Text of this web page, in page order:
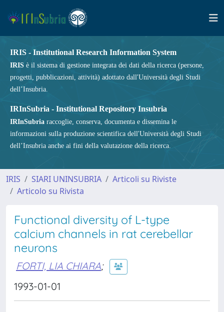
IRIS - Institutional Research Information System
IRIS è il sistema di gestione integrata dei dati della ricerca (persone,
progetti, pubblicazioni, attività) adottato dall'Università degli Studi
dell’Insubria.
IRInSubria - Institutional Repository Insubria
IRInSubria raccoglie, conserva, documenta e dissemina le
informazioni sulla produzione scientifica dell'Università degli Studi
dell’Insubria anche ai fini della valutazione della ricerca.
IRIS SIARI UNINSUBRIA
Articoli su Riviste
Articolo su Rivista
Functional diversity of L-type
calcium channels in rat cerebellar
neurons
FORTI, LIA CHIARA;
1993-01-01